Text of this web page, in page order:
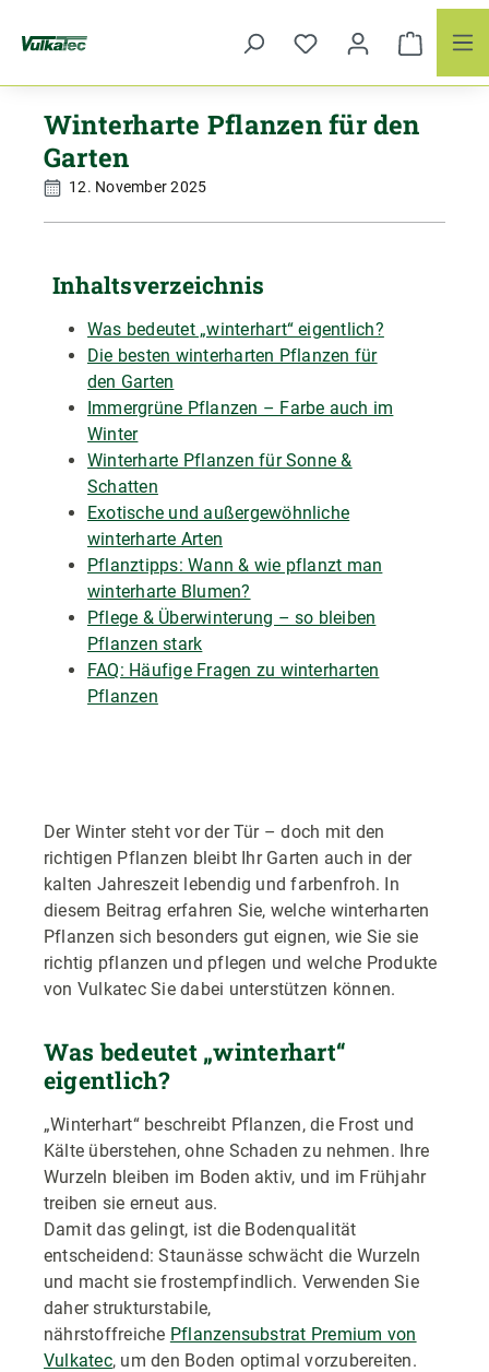
Winterharte Pflanzen für den
Garten
12. November 2025
Inhaltsverzeichnis
Was bedeutet „winterhart“ eigentlich?
Die besten winterharten Pflanzen für
den Garten
Immergrüne Pflanzen – Farbe auch im
Winter
Winterharte Pflanzen für Sonne &
Schatten
Exotische und außergewöhnliche
winterharte Arten
Pflanztipps: Wann & wie pflanzt man
winterharte Blumen?
Pflege & Überwinterung – so bleiben
Pflanzen stark
FAQ: Häufige Fragen zu winterharten
Pflanzen
Der Winter steht vor der Tür – doch mit den
richtigen Pflanzen bleibt Ihr Garten auch in der
kalten Jahreszeit lebendig und farbenfroh. In
diesem Beitrag erfahren Sie, welche winterharten
Pflanzen sich besonders gut eignen, wie Sie sie
richtig pflanzen und pflegen und welche Produkte
von Vulkatec Sie dabei unterstützen können.
Was bedeutet „winterhart“
eigentlich?
„Winterhart“ beschreibt Pflanzen, die Frost und
Kälte überstehen, ohne Schaden zu nehmen. Ihre
Wurzeln bleiben im Boden aktiv, und im Frühjahr
treiben sie erneut aus.
Damit das gelingt, ist die Bodenqualität
entscheidend: Staunässe schwächt die Wurzeln
und macht sie frostempfindlich. Verwenden Sie
daher strukturstabile,
nährstoffreiche Pflanzensubstrat Premium von
Vulkatec, um den Boden optimal vorzubereiten.